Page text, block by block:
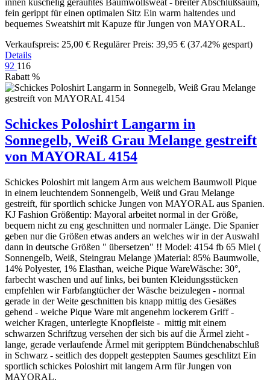
fein gerippt für einen optimalen Sitz Ein warm haltendes und
bequemes Sweatshirt mit Kapuze für Jungen von MAYORAL.
Verkaufspreis: 25,00 € Regulärer Preis: 39,95 € (37.42% gespart)
Details
92 116
Rabatt %
Schickes Poloshirt Langarm in
Sonnegelb, Weiß Grau Melange gestreift
von MAYORAL 4154
Schickes Poloshirt mit langem Arm aus weichem Baumwoll Pique
in einem leuchtendem Sonnengelb, Weiß und Grau Melange
gestreift, für sportlich schicke Jungen von MAYORAL aus Spanien.
KJ Fashion Größentip: Mayoral arbeitet normal in der Größe,
bequem nicht zu eng geschnitten und normaler Länge. Die Spanier
geben nur die Größen etwas anders an welches wir in der Auswahl
dann in deutsche Größen " übersetzen" !! Model: 4154 fb 65 Miel (
Sonnengelb, Weiß, Steingrau Melange )Material: 85% Baumwolle,
14% Polyester, 1% Elasthan, weiche Pique WareWäsche: 30°,
farbecht waschen und auf links, bei bunten Kleidungsstücken
empfehlen wir Farbfangtücher der Wäsche beizulegen - normal
gerade in der Weite geschnitten bis knapp mittig des Gesäßes
gehend - weiche Pique Ware mit angenehm lockerem Griff -
weicher Kragen, unterlegte Knopfleiste - mittig mit einem
schwarzen Schriftzug versehen der sich bis auf die Ärmel zieht -
lange, gerade verlaufende Ärmel mit geripptem Bündchenabschluß
in Schwarz - seitlich des doppelt gesteppten Saumes geschlitzt Ein
sportlich schickes Poloshirt mit langem Arm für Jungen von
MAYORAL.